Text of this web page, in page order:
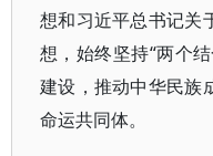
想和习近平总书记关
想，始终坚持“两个
建设，推动中华民族
命运共同体。